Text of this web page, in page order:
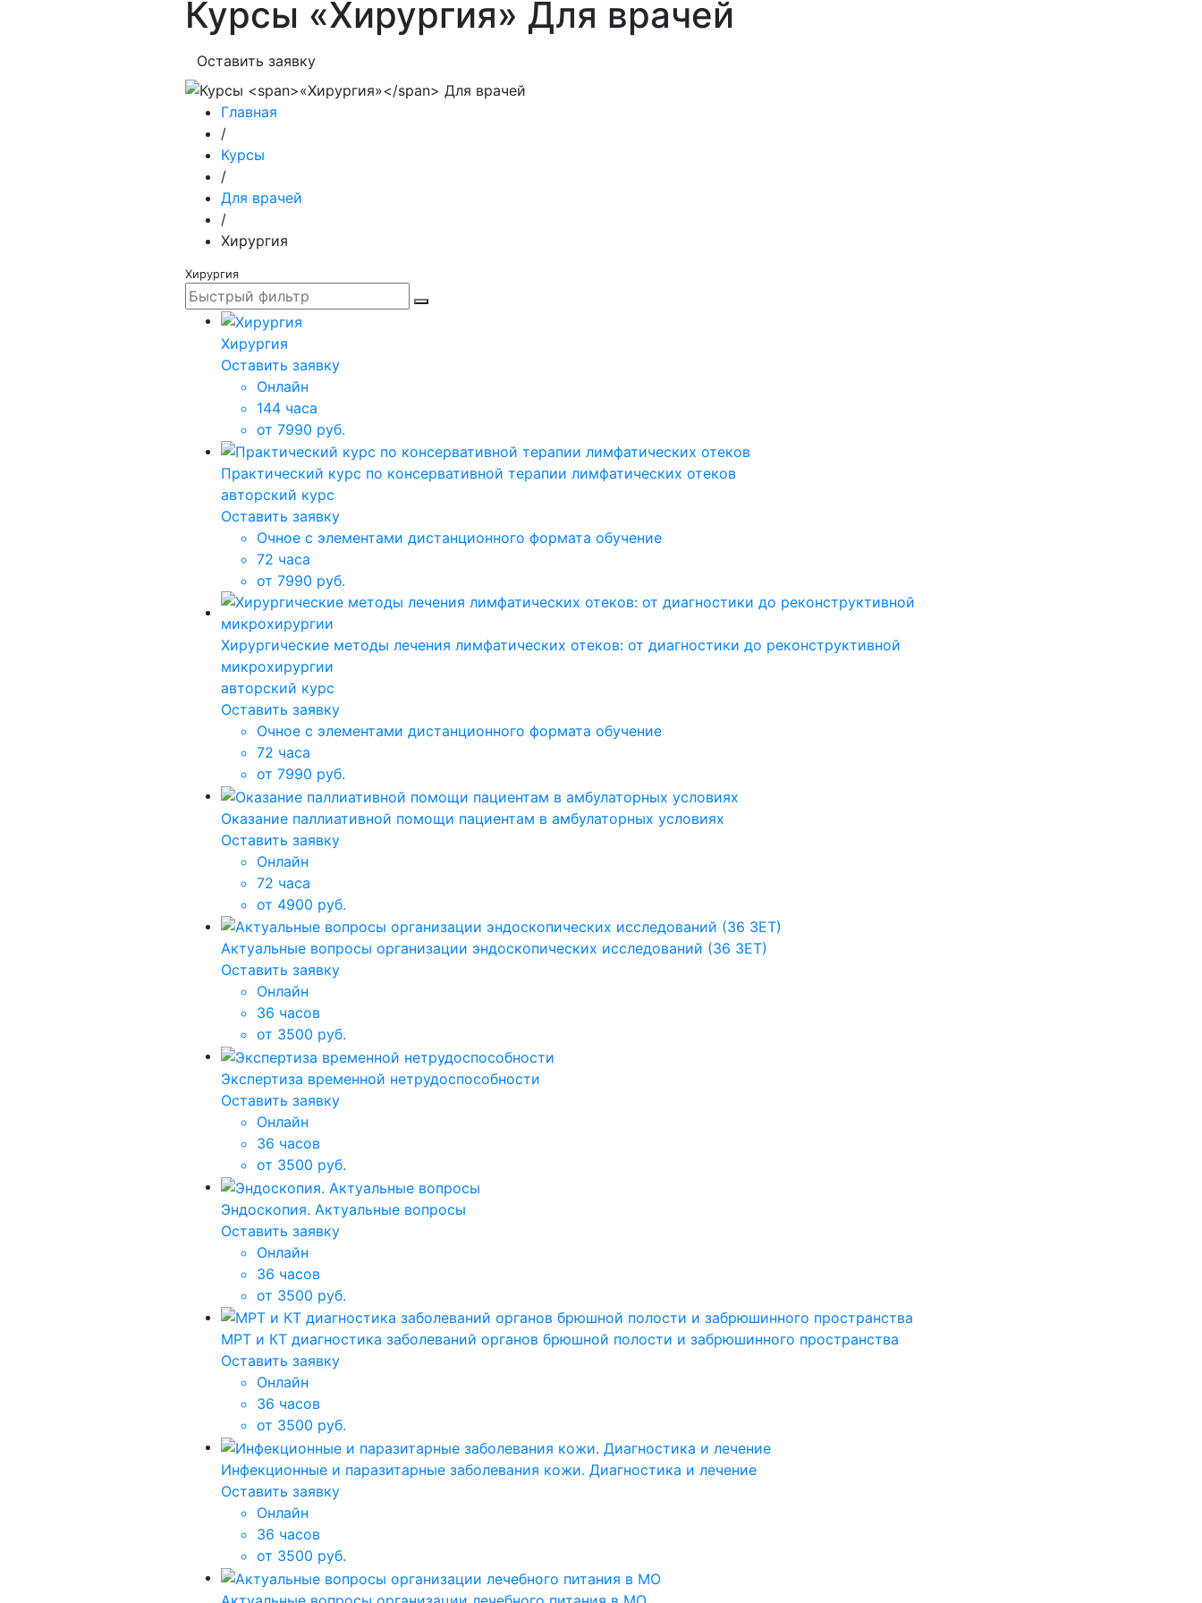
Курсы «Хирургия» Для врачей
Оставить заявку
Главная
/
Курсы
/
Для врачей
/
Хирургия
Хирургия
Хирургия
Оставить заявку
Онлайн
144 часа
от 7990 руб.
Практический курс по консервативной терапии лимфатических отеков
авторский курс
Оставить заявку
Очное с элементами дистанционного формата обучение
72 часа
от 7990 руб.
Хирургические методы лечения лимфатических отеков: от диагностики до реконструктивной
микрохирургии
авторский курс
Оставить заявку
Очное с элементами дистанционного формата обучение
72 часа
от 7990 руб.
Оказание паллиативной помощи пациентам в амбулаторных условиях
Оставить заявку
Онлайн
72 часа
от 4900 руб.
Актуальные вопросы организации эндоскопических исследований (36 ЗЕТ)
Оставить заявку
Онлайн
36 часов
от 3500 руб.
Экспертиза временной нетрудоспособности
Оставить заявку
Онлайн
36 часов
от 3500 руб.
Эндоскопия. Актуальные вопросы
Оставить заявку
Онлайн
36 часов
от 3500 руб.
МРТ и КТ диагностика заболеваний органов брюшной полости и забрюшинного пространства
Оставить заявку
Онлайн
36 часов
от 3500 руб.
Инфекционные и паразитарные заболевания кожи. Диагностика и лечение
Оставить заявку
Онлайн
36 часов
от 3500 руб.